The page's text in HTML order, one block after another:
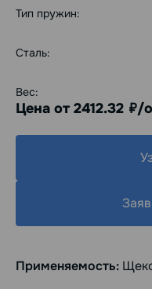
Тип пружин:
Сталь:
Вес:
Цена от 2412.32 руб./
Применяемость: